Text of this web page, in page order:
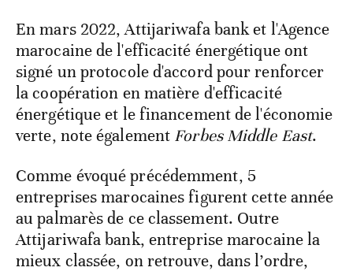
En mars 2022, Attijariwafa bank et l'Agence
marocaine de l'efficacité énergétique ont
signé un protocole d'accord pour renforcer
la coopération en matière d'efficacité
énergétique et le financement de l'économie
verte, note également Forbes Middle East.
Comme évoqué précédemment, 5
entreprises marocaines figurent cette année
au palmarès de ce classement. Outre
Attijariwafa bank, entreprise marocaine la
mieux classée, on retrouve, dans l’ordre,